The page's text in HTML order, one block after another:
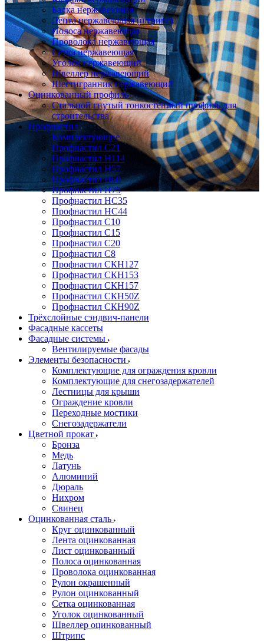
Балка нержавеющая
Лента нержавеющая (штрипс)
Полоса нержавеющая
Проволока нержавеющая
Сетка нержавеющая
Уголок нержавеющий
Швеллер нержавеющий
Шестигранник нержавеющий
Оцинкованный профиль
Стальной гнутый тонкостенный профиль для
строительства
Профнастил
Комплектующие
Профнастил C21
Профнастил Н114
Профнастил Н57
Профнастил Н60
Профнастил Н75
Профнастил НС35
Профнастил НС44
Профнастил С10
Профнастил С15
Профнастил С20
Профнастил С8
Профнастил СКН127
Профнастил СКН153
Профнастил СКН157
Профнастил СКН50Z
Профнастил СКН90Z
Трёхслойные сэндвич-панели
Фасадные кассеты
Фасадные системы
Вентилируемые фасады
Элементы безопасности
Комплектующие для ограждения кровли
Комплектующие для снегозадержателей
Лестницы для крыши
Ограждение кровли
Переходные мостики
Снегозадержатели
Цветной прокат
Бронза
Медь
Латунь
Алюминий
Дюраль
Нихром
Свинец
Оцинкованная сталь
Круг оцинкованный
Лента оцинкованная
Лист оцинкованный
Полоса оцинкованная
Проволока оцинкованная
Рулон окрашенный
Рулон оцинкованный
Сетка оцинкованная
Уголок оцинкованный
Швеллер оцинкованный
Штрипс